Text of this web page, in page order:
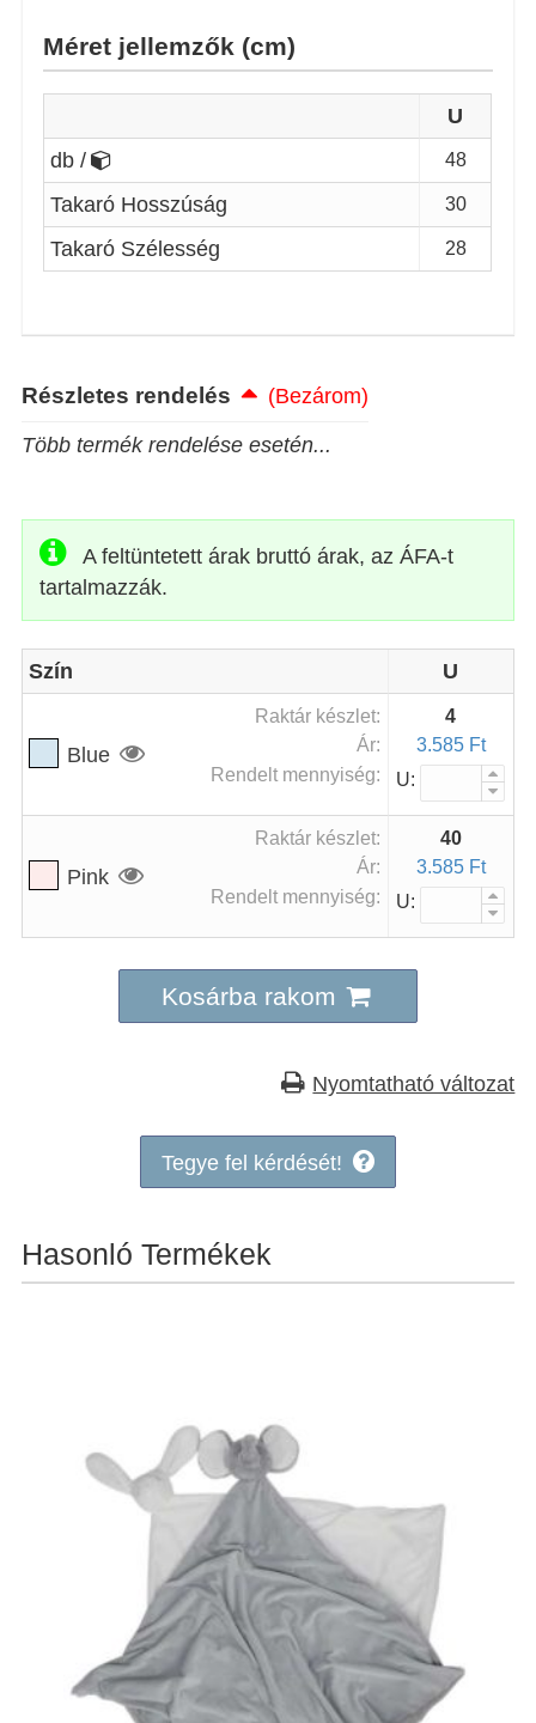
Méret jellemzők (cm)
U
db /
48
Takaró Hosszúság 30
Takaró Szélesség 28
Részletes rendelés
(Bezárom)
Több termék rendelése esetén...
A feltüntetett árak bruttó árak, az ÁFA-t
tartalmazzák.
Szín U
Blue
Raktár készlet:
Ár:
Rendelt mennyiség:
4
3.585 Ft
U:
Pink
Raktár készlet:
Ár:
Rendelt mennyiség:
40
3.585 Ft
U:
Kosárba rakom
Nyomtatható változat
Tegye fel kérdését!
Hasonló Termékek
Fennakadás
Kedves partnereink!
A nyári dömpig beköszöntével, a